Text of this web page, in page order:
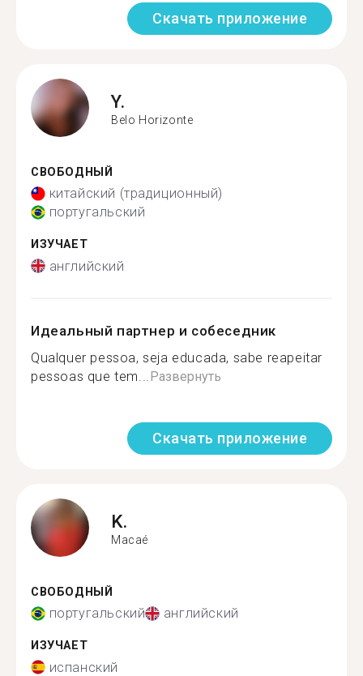
Скачать приложение
Y.
Belo Horizonte
СВОБОДНЫЙ
китайский (традиционный)
португальский
ИЗУЧАЕТ
английский
Идеальный партнер и собеседник
Qualquer pessoa, seja educada, sabe reapeitar
pessoas que tem... Развернуть
Скачать приложение
K.
Macaé
СВОБОДНЫЙ
португальский английский
ИЗУЧАЕТ
испанский